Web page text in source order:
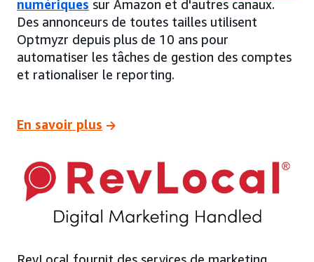
numériques sur Amazon et d'autres canaux.
Des annonceurs de toutes tailles utilisent
Optmyzr depuis plus de 10 ans pour
automatiser les tâches de gestion des comptes
et rationaliser le reporting.
En savoir plus